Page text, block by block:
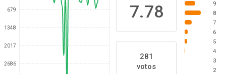
679
1348
2017
2686
7.78
281
votos
9
8
7
6
5
4
3
2